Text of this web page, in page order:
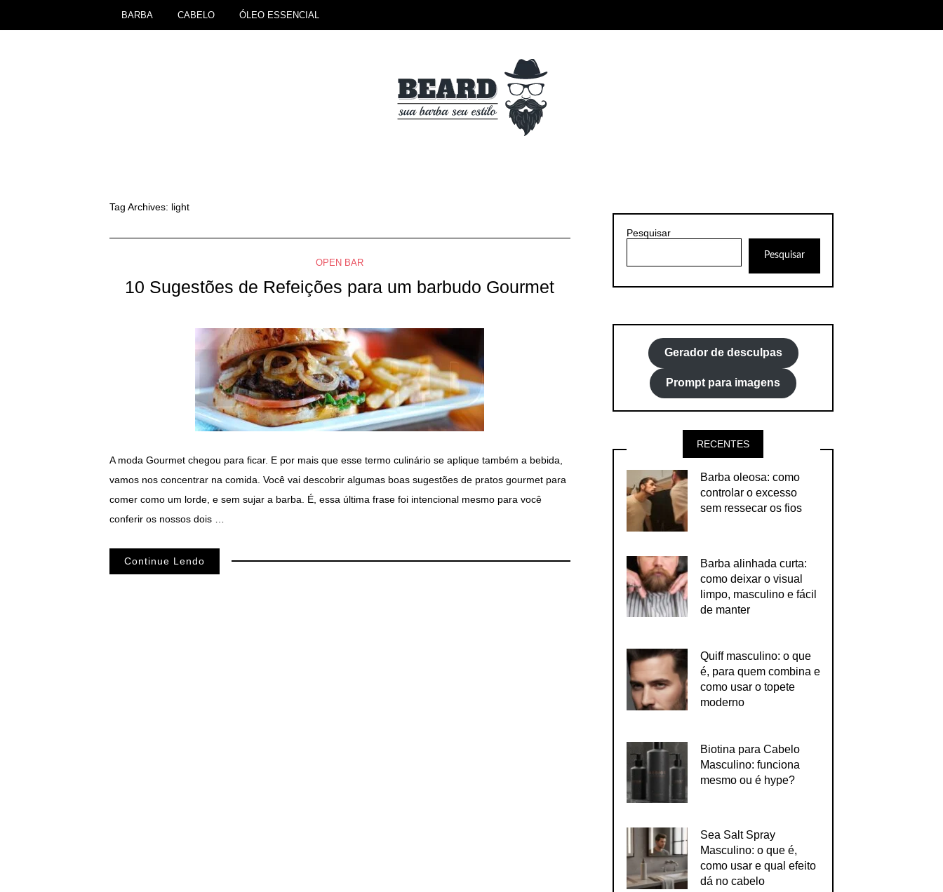
BARBA CABELO ÓLEO ESSENCIAL
Tag Archives: light
OPEN BAR
10 Sugestões de Refeições para um barbudo Gourmet
A moda Gourmet chegou para ficar. E por mais que esse termo culinário se aplique também a bebida,
vamos nos concentrar na comida. Você vai descobrir algumas boas sugestões de pratos gourmet para
comer como um lorde, e sem sujar a barba. É, essa última frase foi intencional mesmo para você
conferir os nossos dois …
Continue Lendo
Pesquisar
Pesquisar
Gerador de desculpas
Prompt para imagens
RECENTES
Barba oleosa: como
controlar o excesso
sem ressecar os fios
Barba alinhada curta:
como deixar o visual
limpo, masculino e fácil
de manter
Quiff masculino: o que
é, para quem combina e
como usar o topete
moderno
Biotina para Cabelo
Masculino: funciona
mesmo ou é hype?
Sea Salt Spray
Masculino: o que é,
como usar e qual efeito
dá no cabelo